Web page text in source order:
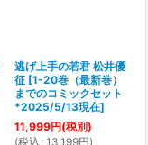
逃げ上手の若君 松井優
征 [1-20巻（最新巻）
までのコミックセット
*2025/5/13現在]
11,999円(税別)
(税込 : 13,199円)